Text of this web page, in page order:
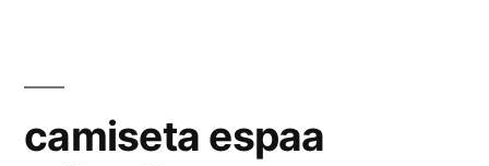
camiseta espaa